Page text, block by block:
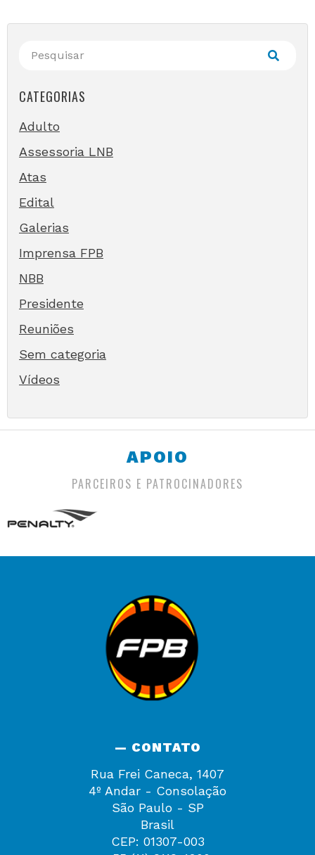
CATEGORIAS
Adulto
Assessoria LNB
Atas
Edital
Galerias
Imprensa FPB
NBB
Presidente
Reuniões
Sem categoria
Vídeos
APOIO
PARCEIROS E PATROCINADORES
— CONTATO
Rua Frei Caneca, 1407
4º Andar - Consolação
São Paulo - SP
Brasil
CEP: 01307-003